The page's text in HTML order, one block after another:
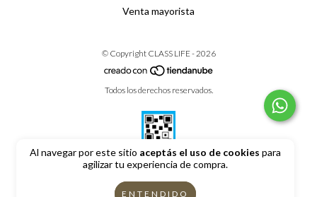
Al navegar por este sitio aceptás el uso de cookies para
agilizar tu experiencia de compra.
ENTENDIDO
Venta mayorista
© Copyright CLASS LIFE - 2026
Todos los derechos reservados.
Defensa de las y los consumidores. Para reclamos